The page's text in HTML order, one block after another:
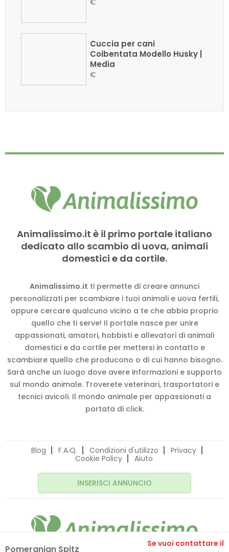
€
Cuccia per cani
Coibentata Modello Husky |
Media
€
Pomeranian Spitz
Se vuoi contattare il
Animalissimo.it è il primo portale italiano
dedicato allo scambio di uova, animali
domestici e da cortile.
Animalissimo.it ti permette di creare annunci
personalizzati per scambiare i tuoi animali e uova fertili,
oppure cercare qualcuno vicino a te che abbia proprio
quello che ti serve! Il portale nasce per unire
appassionati, amatori, hobbisti e allevatori di animali
domestici e da cortile per mettersi in contatto e
scambiare quello che producono o di cui hanno bisogno.
Sarà anche un luogo dove avere informazioni e supporto
sul mondo animale. Troverete veterinari, trasportatori e
tecnici avicoli. Il mondo animale per appassionati a
portata di click.
Blog F.A.Q. Condizioni d'utilizzo
Privacy
Cookie Policy
Aiuto
INSERISCI ANNUNCIO